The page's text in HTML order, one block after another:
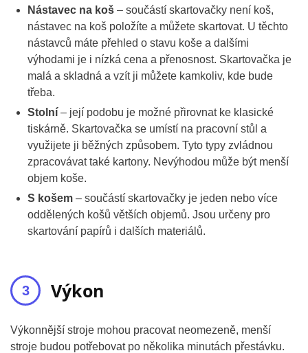
Nástavec na koš – součástí skartovačky není koš,
nástavec na koš položíte a můžete skartovat. U těchto
nástavců máte přehled o stavu koše a dalšími
výhodami je i nízká cena a přenosnost. Skartovačka je
malá a skladná a vzít ji můžete kamkoliv, kde bude
třeba.
Stolní – její podobu je možné přirovnat ke klasické
tiskárně. Skartovačka se umístí na pracovní stůl a
využijete ji běžných způsobem. Tyto typy zvládnou
zpracovávat také kartony. Nevýhodou může být menší
objem koše.
S košem – součástí skartovačky je jeden nebo více
oddělených košů větších objemů. Jsou určeny pro
skartování papírů i dalších materiálů.
Výkon
Výkonnější stroje mohou pracovat neomezeně, menší
stroje budou potřebovat po několika minutách přestávku.